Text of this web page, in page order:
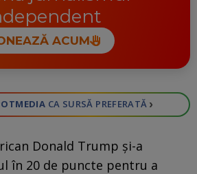
ACUM
CA SURSĂ PREFERATĂ ›
Donald Trump și-a
în 20 de puncte pentru a